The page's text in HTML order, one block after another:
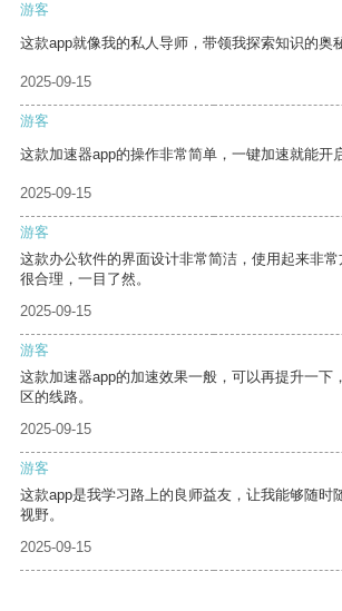
游客
这款app就像我的私人导师，带领我探索知识的奥
2025-09-15
游客
这款加速器app的操作非常简单，一键加速就能开
2025-09-15
游客
这款办公软件的界面设计非常简洁，使用起来非
很合理，一目了然。
2025-09-15
游客
这款加速器app的加速效果一般，可以再提升一下
区的线路。
2025-09-15
游客
这款app是我学习路上的良师益友，让我能够随时
视野。
2025-09-15